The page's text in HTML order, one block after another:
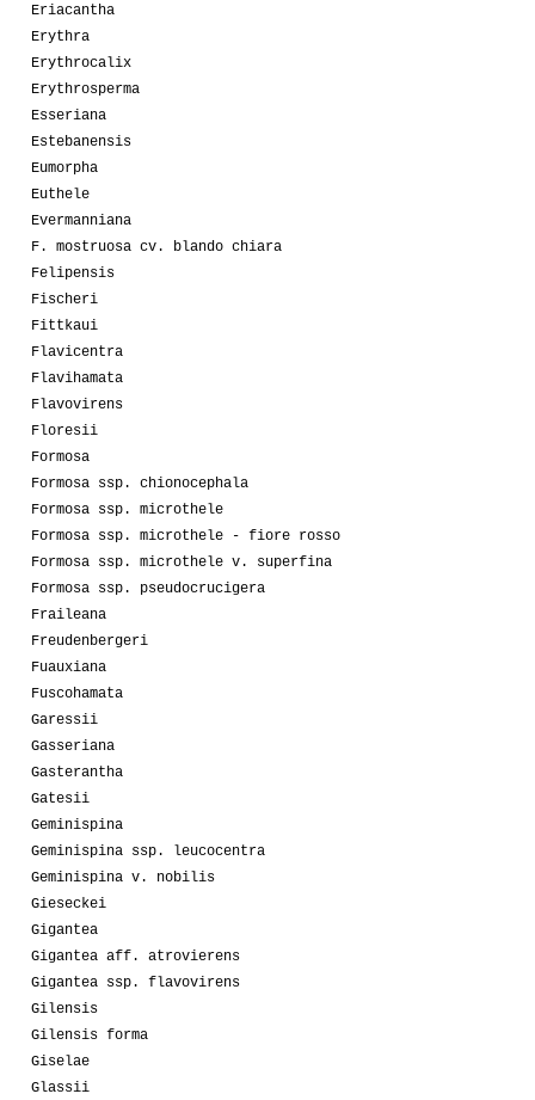
Eriacantha
Erythra
Erythrocalix
Erythrosperma
Esseriana
Estebanensis
Eumorpha
Euthele
Evermanniana
F. mostruosa cv. blando chiara
Felipensis
Fischeri
Fittkaui
Flavicentra
Flavihamata
Flavovirens
Floresii
Formosa
Formosa ssp. chionocephala
Formosa ssp. microthele
Formosa ssp. microthele - fiore rosso
Formosa ssp. microthele v. superfina
Formosa ssp. pseudocrucigera
Fraileana
Freudenbergeri
Fuauxiana
Fuscohamata
Garessii
Gasseriana
Gasterantha
Gatesii
Geminispina
Geminispina ssp. leucocentra
Geminispina v. nobilis
Gieseckei
Gigantea
Gigantea aff. atrovierens
Gigantea ssp. flavovirens
Gilensis
Gilensis forma
Giselae
Glassii